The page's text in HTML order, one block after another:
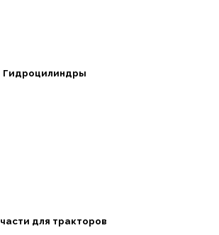
Гидроцилиндры
для тракторов